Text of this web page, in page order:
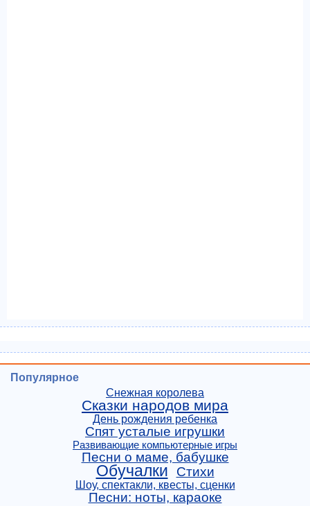
Популярное
Снежная королева
Сказки народов мира
День рождения ребенка
Спят усталые игрушки
Развивающие компьютерные игры
Песни о маме, бабушке
Обучалки Стихи
Шоу, спектакли, квесты, сценки
Песни: ноты, караоке